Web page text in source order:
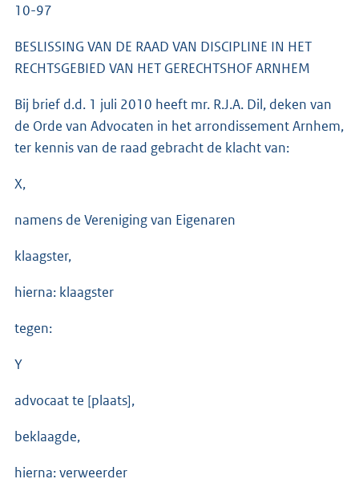
10-97
BESLISSING VAN DE RAAD VAN DISCIPLINE IN HET
RECHTSGEBIED VAN HET GERECHTSHOF ARNHEM
Bij brief d.d. 1 juli 2010 heeft mr. R.J.A. Dil, deken van
de Orde van Advocaten in het arrondissement Arnhem,
ter kennis van de raad gebracht de klacht van:
X,
namens de Vereniging van Eigenaren
klaagster,
hierna: klaagster
tegen:
Y
advocaat te [plaats],
beklaagde,
hierna: verweerder